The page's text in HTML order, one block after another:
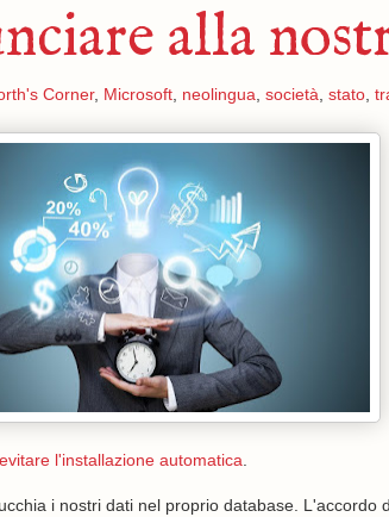
alla
Corner, Microsoft, neolingua, società, stato,
l'installazione automatica
i nostri dati nel proprio database. L'accordo